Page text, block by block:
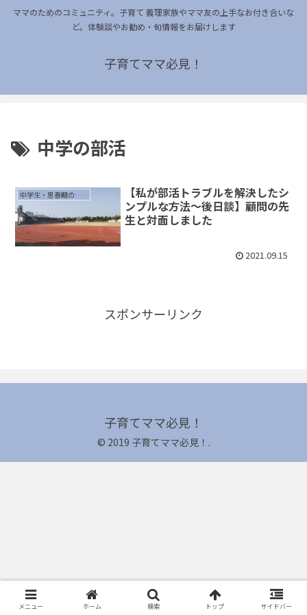
ママのためのコミュニティ。子育て 義理家族やママ友の上手なお付き合いな
ど。体験談やお勧め・旬情報をお届けします
子育てママ必見！
中学の部活
中学生・思春期の子育て
【私が部活トラブルを解決したシ
ンプルな方法〜後日談】顧問の先
生と対面しました
2021.09.15
スポンサーリンク
子育てママ必見！
© 2019 子育てママ必見！.
メニュー ホーム 検索 トップ サイドバー